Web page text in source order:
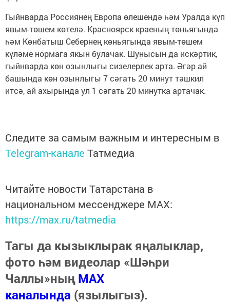
Гыйнварда Россиянең Европа өлешендә һәм Уралда күп
явым-төшем көтелә. Красноярск краеның төньягында
һәм Көнбатыш Себернең көньягында явым-төшем
күләме нормага якын булачак. Шунысын да искәртик,
гыйнварда көн озынлыгы сизелерлек арта. Әгәр ай
башында көн озынлыгы 7 сәгать 20 минут тәшкил
итсә, ай ахырында ул 1 сәгать 20 минутка артачак.
Следите за самым важным и интересным в
Telegram-канале Татмедиа
Читайте новости Татарстана в
национальном мессенджере MАХ:
https://max.ru/tatmedia
Тагы да кызыклырак яңалыклар,
фото һәм видеолар «Шәһри
Чаллы»ныңMAX
каналында (язылыгыз).